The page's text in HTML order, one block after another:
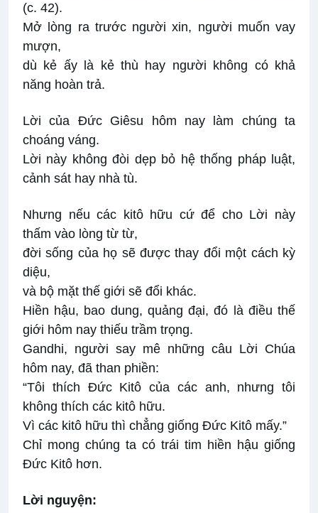
(c. 42).
Mở lòng ra trước người xin, người muốn vay
mượn,
dù kẻ ấy là kẻ thù hay người không có khả
năng hoàn trả.
Lời của Đức Giêsu hôm nay làm chúng ta
choáng váng.
Lời này không đòi dẹp bỏ hệ thống pháp luật,
cảnh sát hay nhà tù.
Nhưng nếu các kitô hữu cứ để cho Lời này
thấm vào lòng từ từ,
đời sống của họ sẽ được thay đổi một cách kỳ
diệu,
và bộ mặt thế giới sẽ đổi khác.
Hiền hậu, bao dung, quảng đại, đó là điều thế
giới hôm nay thiếu trầm trọng.
Gandhi, người say mê những câu Lời Chúa
hôm nay, đã than phiền:
“Tôi thích Đức Kitô của các anh, nhưng tôi
không thích các kitô hữu.
Vì các kitô hữu thì chẳng giống Đức Kitô mấy.”
Chỉ mong chúng ta có trái tim hiền hậu giống
Đức Kitô hơn.
Lời nguyện: